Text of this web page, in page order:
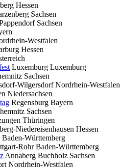
Hessen
Sachsen
Sachsen
Westfalen
Hessen
Luxemburg Luxemburg
Sachsen
Wilgersdorf Nordrhein-Westfalen
Niedersachsen
Regensburg Bayern
Sachsen
Thüringen
Niedereisenhausen Hessen
Baden-Württemberg
Rohr Baden-Württemberg
Annaberg Buchholz Sachsen
Nordrhein-Westfalen